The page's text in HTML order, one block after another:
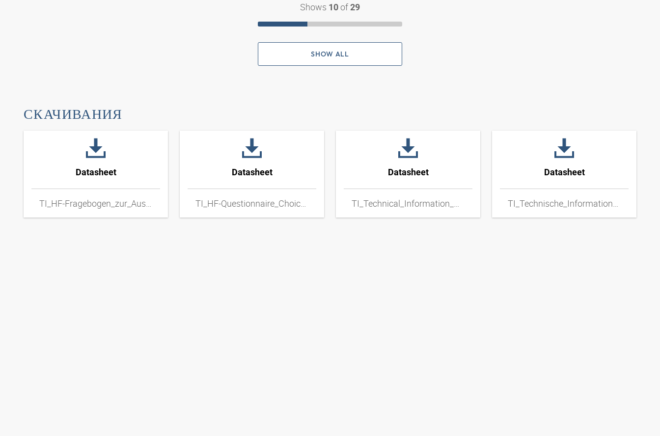
Shows 10 of 29
SHOW ALL
СКАЧИВАНИЯ
Datasheet
TI_HF-Fragebogen_zur_Auswahl_von_Metall-Schlauchleitungen_DExpdf
Datasheet
TI_HF-Questionnaire_Choice_of_Metal_Hose_Lines_ENxpdf
Datasheet
TI_Technical_Information_Metal_Hoses_ENxpdf
Datasheet
TI_Technische_Informationen_Metallschlaeuche_DExpdf